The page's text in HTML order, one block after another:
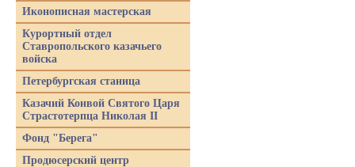
Иконописная мастерская
Курортный отдел
Ставропольского казачьего
войска
Петербургская станица
Казачий Конвой Святого Царя
Страстотерпца Николая II
Фонд "Берега"
Продюсерский центр